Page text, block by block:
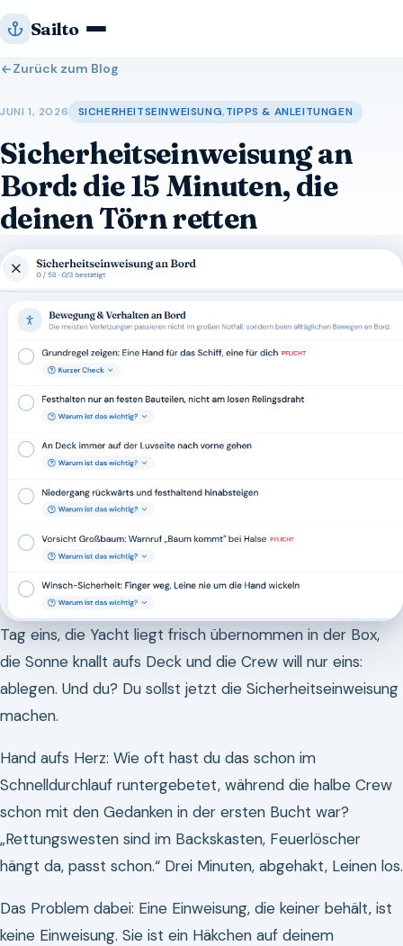
Zum
InhaltSailto
Zurück zum Blog
JUNI 1, 2026 SICHERHEITSEINWEISUNG,TIPPS & ANLEITUNGEN
Sicherheitseinweisung an
Bord: die 15 Minuten, die
deinen Törn retten
Tag eins, die Yacht liegt frisch übernommen in der Box,
die Sonne knallt aufs Deck und die Crew will nur eins:
ablegen. Und du? Du sollst jetzt die Sicherheitseinweisung
machen.
Hand aufs Herz: Wie oft hast du das schon im
Schnelldurchlauf runtergebetet, während die halbe Crew
schon mit den Gedanken in der ersten Bucht war?
„Rettungswesten sind im Backskasten, Feuerlöscher
hängt da, passt schon.“ Drei Minuten, abgehakt, Leinen los.
Das Problem dabei: Eine Einweisung, die keiner behält, ist
keine Einweisung. Sie ist ein Häkchen auf deinem